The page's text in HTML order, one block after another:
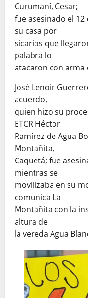
Curumaní, Cesar;
fue asesinado el
su casa por
sicarios que
palabra lo
atacaron con arma
José Lenoir
acuerdo,
quien hizo su
ETCR Héctor
Ramírez de Agua
Montañita,
Caquetá; fue
mientras se
movilizaba en su
comunica La
Montañita con la
altura de
la vereda Agua